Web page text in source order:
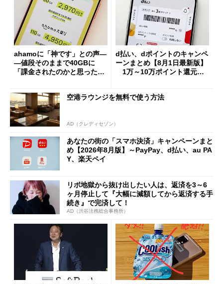
ahamoに「神です」との声―
―値段そのままで40GBに
「課金されたのかと思った」
d払い、dポイントのキャンペ
ーンまとめ【8月1日最新版】
1万～10万ポイント還元の
空港ラウンジを無料で使う方法
AD（クレディセゾン）
あなたの街の「スマホ決済」キャンペーンまと
め【2026年8月版】～PayPay、d払い、au PA
Y、楽天ペイ
リボ地獄から抜け出したい人は、返済を3～6
ヶ月停止して『大幅に減額してから返済する手
続き』で完済して！
AD（渋谷法務総合事務所）